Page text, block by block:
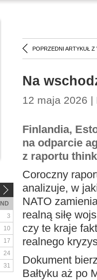
POPRZEDNI ARTYKUŁ Z
Na
12 maja 2026 |
Finlandia,
na odparcie
z raportu
Coroczny
analizuje, w
NATO
realną siłę
czy te kraje
realnego
Dokument
Bałtyku aż po
ND
3
10
17
24
31